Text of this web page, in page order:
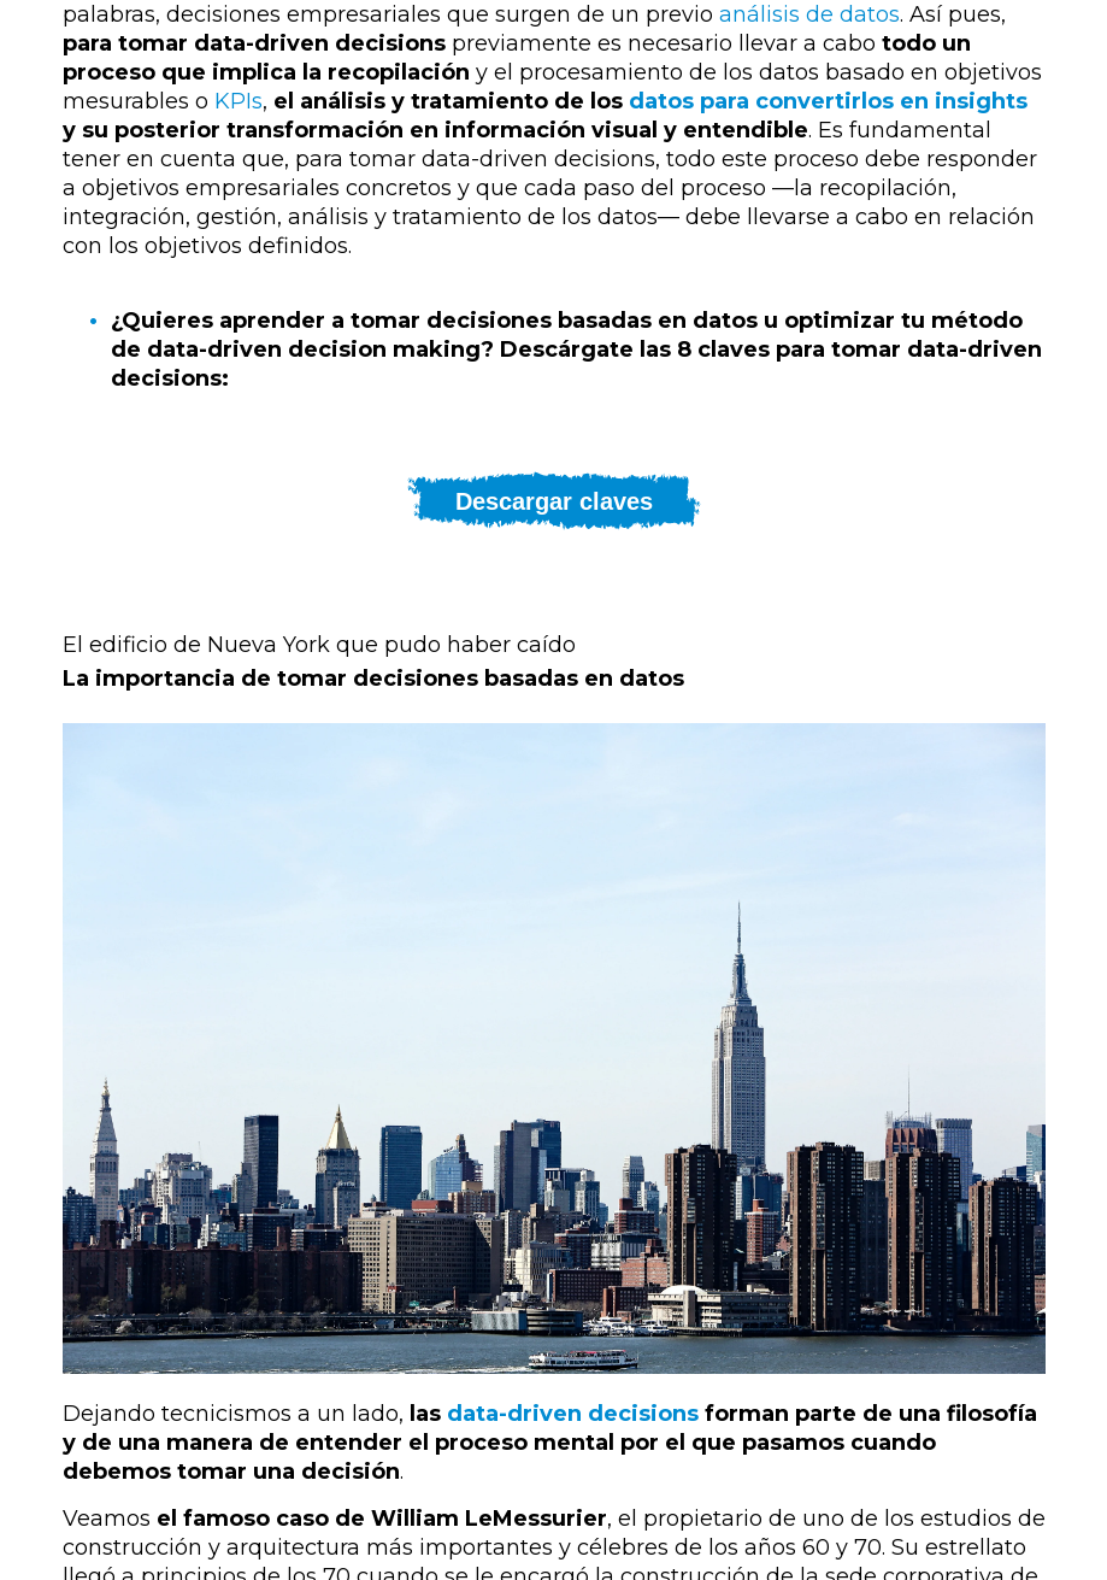
palabras, decisiones empresariales que surgen de un previo análisis de datos. Así pues,
para tomar data-driven decisions previamente es necesario llevar a cabo todo un
proceso que implica la recopilación y el procesamiento de los datos basado en objetivos
mesurables o KPIs, el análisis y tratamiento de los datos para convertirlos en insights
y su posterior transformación en información visual y entendible. Es fundamental
tener en cuenta que, para tomar data-driven decisions, todo este proceso debe responder
a objetivos empresariales concretos y que cada paso del proceso —la recopilación,
integración, gestión, análisis y tratamiento de los datos— debe llevarse a cabo en relación
con los objetivos definidos.
¿Quieres aprender a tomar decisiones basadas en datos u optimizar tu método
de data-driven decision making? Descárgate las 8 claves para tomar data-driven
decisions:
Descargar claves
El edificio de Nueva York que pudo haber caído
La importancia de tomar decisiones basadas en datos
Dejando tecnicismos a un lado, las data-driven decisions forman parte de una filosofía
y de una manera de entender el proceso mental por el que pasamos cuando
debemos tomar una decisión.
Veamos el famoso caso de William LeMessurier, el propietario de uno de los estudios de
construcción y arquitectura más importantes y célebres de los años 60 y 70. Su estrellato